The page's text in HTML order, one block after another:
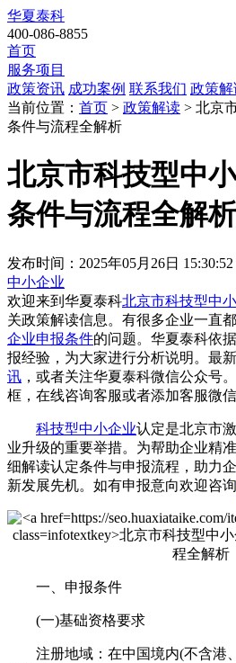
华夏泰科
400-086-8855
首页
服务项目
政策资讯 成功案例 联系我们 政策解
当前位置： 首页 > 政策解读 > 北京
条件与流程全解析
北京市科技型中
条件与流程全解析
发布时间：2025年05月26日 15:30:52
中小企业
欢迎来到华夏泰科北京市科技型中
关政策解读信息。有很多企业一直
企业申报条件的问题。华夏泰科依
报经验，为大家进行分析说明。最
讯 ，或者关注华夏泰科微信公众号
框，在线咨询客服或者添加客服微信
科技型中小企业认定是北京市
业升级的重要举措。为帮助企业精
细解读认定条件与申报流程，助力
新发展先机。​如有申报意向欢迎咨询
一、申报条件​
(一)基础资格要求​
注册地域：在中国境内(不含港